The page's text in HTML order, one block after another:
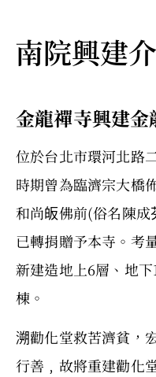
南院興建
金龍禪寺興建金
位於台北市環河北路
時期曾為臨濟宗大橋
和尚皈佛前(俗名陳
已轉捐贈予本寺。考
新建造地上6層、地
棟。
溯勸化堂救苦濟貧，
行善﹐故將重建勸化